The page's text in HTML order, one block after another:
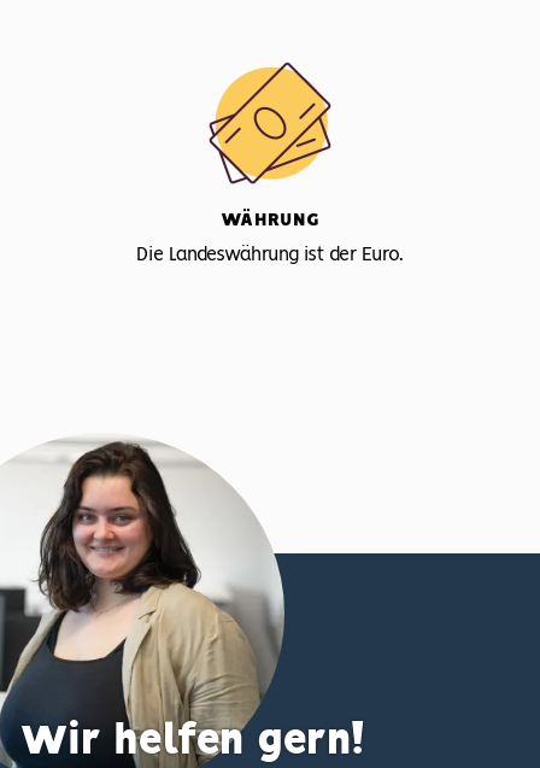
WÄHRUNG
Die Landeswährung ist der Euro.
Wir helfen gern!